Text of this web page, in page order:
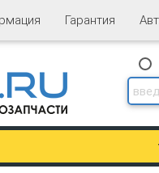
Гарантия